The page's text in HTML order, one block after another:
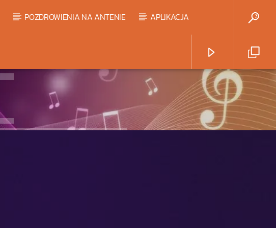
POZDROWIENIA NA ANTENIE APLIKACJA